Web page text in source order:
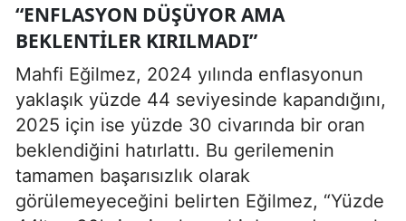
“ENFLASYON DÜŞÜYOR AMA
BEKLENTILER KIRILMADI”
Mahfi Eğilmez, 2024 yılında enflasyonun
yaklaşık yüzde 44 seviyesinde kapandığını,
2025 için ise yüzde 30 civarında bir oran
beklendiğini hatırlattı. Bu gerilemenin
tamamen başarısızlık olarak
görülemeyeceğini belirten Eğilmez, “Yüzde